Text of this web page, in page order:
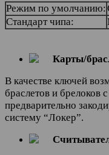
Режим по умолчанию:
Стандарт чипа:
Карты/
В качестве ключей
браслетов и
предварительно
систему “Локер”.